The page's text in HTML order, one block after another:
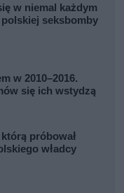
w niemal każdym
seksbomby
w 2010–2016.
się ich wstydzą
próbował
władcy